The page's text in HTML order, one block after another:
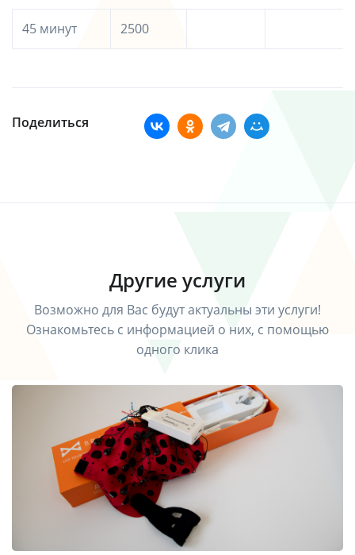
45 минут 2500
Поделиться
Другие услуги
Возможно для Вас будут актуальны эти услуги!
Ознакомьтесь с информацией о них, с помощью
одного клика